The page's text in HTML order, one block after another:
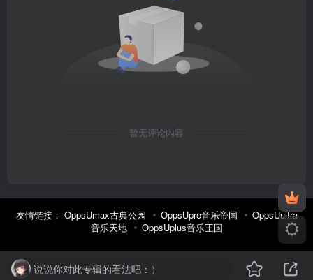
暂无评论内容
友情链接： OppsUmax古典公园 OppsUpro音乐帝国
OppsUultra
音乐天地
OppsUplus音乐王国
说说你对此专辑的看法吧：）